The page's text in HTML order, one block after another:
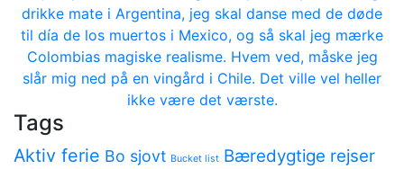
drikke mate i Argentina, jeg skal danse med de døde
til día de los muertos i Mexico, og så skal jeg mærke
Colombias magiske realisme. Hvem ved, måske jeg
slår mig ned på en vingård i Chile. Det ville vel heller
ikke være det værste.
Tags
Aktiv ferie Bo sjovt Bucket list Bæredygtige rejser